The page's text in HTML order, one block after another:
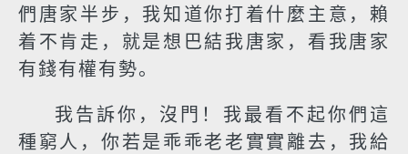
們唐家半步，我知道你打着什麼主意，賴
着不肯走，就是想巴結我唐家，看我唐家
有錢有權有勢。
我告訴你，沒門！我最看不起你們這
種窮人，你若是乖乖老老實實離去，我給